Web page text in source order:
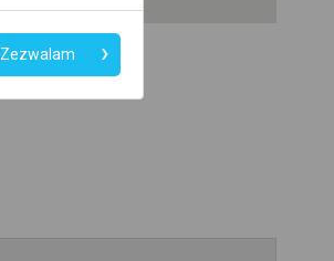
Zezwalam